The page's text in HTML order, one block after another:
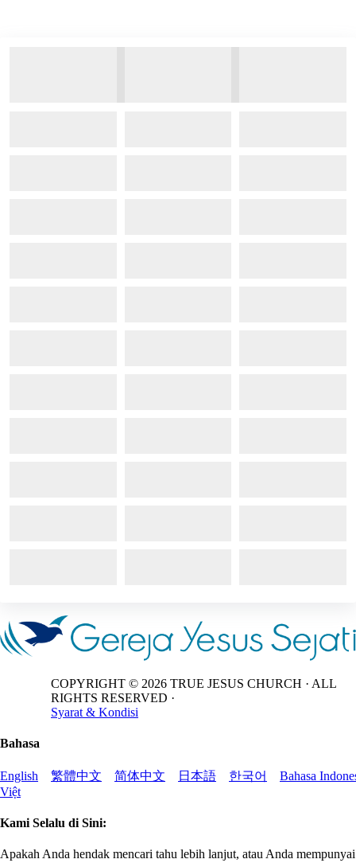
COPYRIGHT © 2026 TRUE JESUS CHURCH · ALL
RIGHTS RESERVED ·
Syarat & Kondisi
Bahasa
English 繁體中文 简体中文 日本語 한국어
Bahasa
Việt
Kami Selalu di Sini:
Apakah Anda hendak mencari tahu lebih lanjut, atau Anda mempunyai